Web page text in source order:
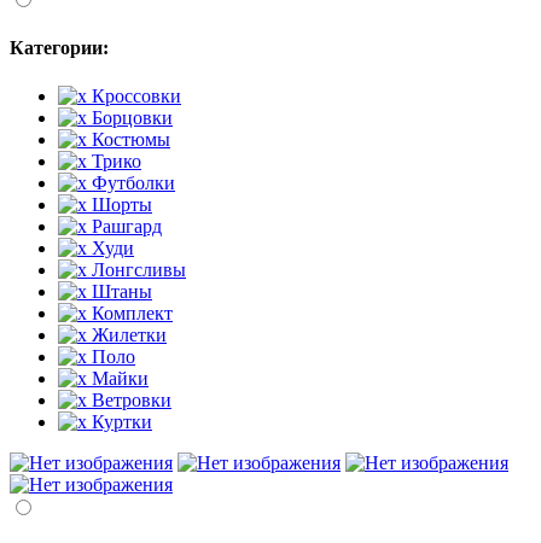
Категории:
Кроссовки
Борцовки
Костюмы
Трико
Футболки
Шорты
Рашгард
Худи
Лонгсливы
Штаны
Комплект
Жилетки
Поло
Майки
Ветровки
Куртки